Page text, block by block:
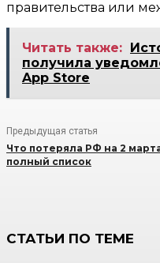
правительства или
Читать также:
получила
App Store
Предыдущая статья
Что потеряла РФ на 2
полный список
СТАТЬИ ПО ТЕМЕ